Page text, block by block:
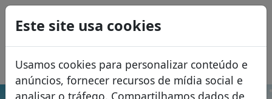
Este site usa cookies
Usamos cookies para personalizar conteúdo e
anúncios, fornecer recursos de mídia social e
analisar o tráfego. Compartilhamos dados de
USD
EUR
GBP
Español
Français